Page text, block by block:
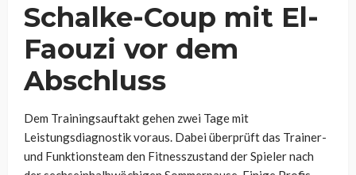
Schalke-Coup mit El-
Faouzi vor dem
Abschluss
Dem Trainingsauftakt gehen zwei Tage mit
Leistungsdiagnostik voraus. Dabei überprüft das Trainer-
und Funktionsteam den Fitnesszustand der Spieler nach